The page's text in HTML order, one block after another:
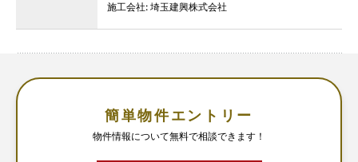
施工会社: 埼玉建興株式会社
簡単物件エントリー
物件情報について無料で相談できます！